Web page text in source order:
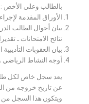
بالطالب وعلى الأخص :
الأوراق المقدمة لإجراء
بيان أحوال الطالب
نتائح الامتحانات ـ
بيان العقوبات
أوجه النشاط الرياضي
يعد سجل خاص لكل
عن تاريخ خروجه من
ويتكون هذا السجل من